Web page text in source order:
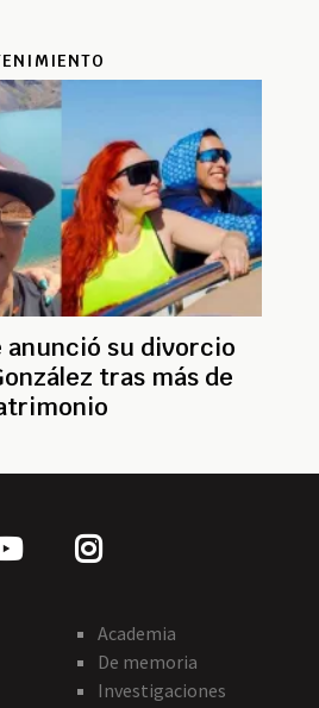
anunció su divorcio
tras más de
Academia
De memoria
Investigaciones